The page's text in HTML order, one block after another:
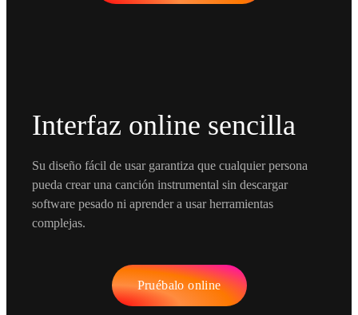
Interfaz online sencilla
Su diseño fácil de usar garantiza que cualquier persona
pueda crear una canción instrumental sin descargar
software pesado ni aprender a usar herramientas
complejas.
Pruébalo online